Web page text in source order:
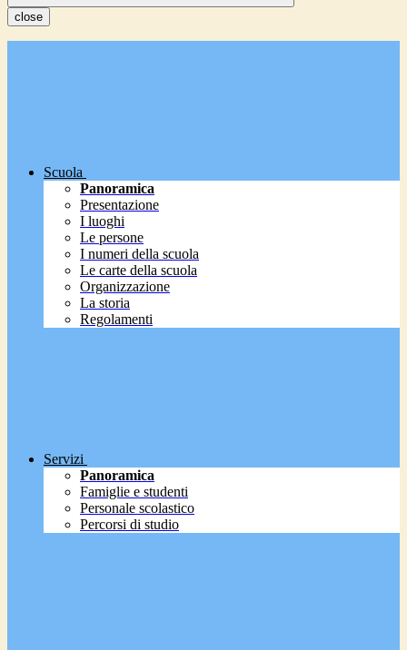
close
Scuola
Panoramica
Presentazione
I luoghi
Le persone
I numeri della scuola
Le carte della scuola
Organizzazione
La storia
Regolamenti
Servizi
Panoramica
Famiglie e studenti
Personale scolastico
Percorsi di studio